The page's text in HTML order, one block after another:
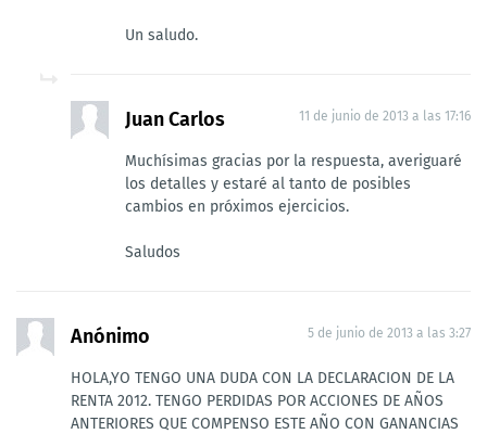
Un saludo.
Juan Carlos 11 de junio de 2013 a las 17:16
Muchísimas gracias por la respuesta, averiguaré
los detalles y estaré al tanto de posibles
cambios en próximos ejercicios.
Saludos
Anónimo 5 de junio de 2013 a las 3:27
HOLA,YO TENGO UNA DUDA CON LA DECLARACION DE LA
RENTA 2012. TENGO PERDIDAS POR ACCIONES DE AÑOS
ANTERIORES QUE COMPENSO ESTE AÑO CON GANANCIAS